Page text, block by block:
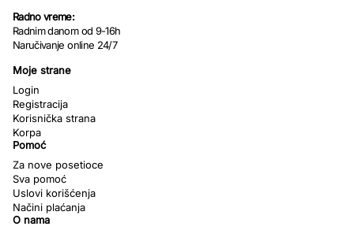
Radno vreme:
Radnim danom od 9-16h
Naručivanje online 24/7
Moje strane
Login
Registracija
Korisnička strana
Korpa
Pomoć
Za nove posetioce
Sva pomoć
Uslovi korišćenja
Načini plaćanja
O nama